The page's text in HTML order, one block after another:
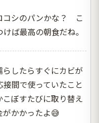
コシのパンかな？ こ
ば最高の朝食だね。
したらすぐにカビが
間で使っていたこと
ぼすたびに取り替え
がかかったよ😅